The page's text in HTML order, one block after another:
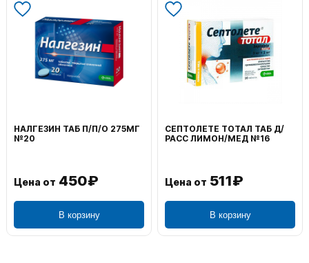
НАЛГЕЗИН ТАБ П/П/О 275МГ
№20
Цена от450₽
В корзину
СЕПТОЛЕТЕ ТОТАЛ ТАБ Д/
РАСС ЛИМОН/МЕД №16
Цена от511₽
В корзину